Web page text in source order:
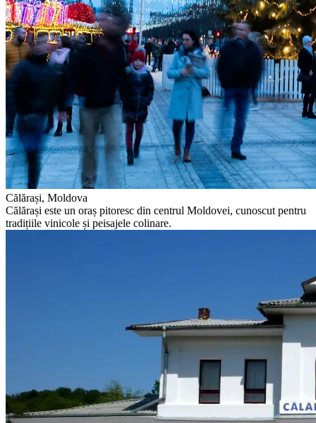
Călărași, Moldova
Călărași este un oraș pitoresc din centrul Moldovei, cunoscut pentru
tradițiile vinicole și peisajele colinare.